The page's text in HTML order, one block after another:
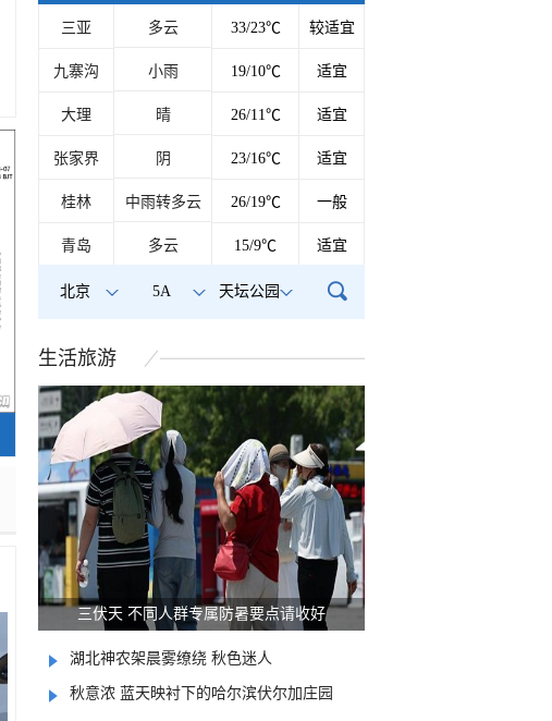
三亚 多云 33/23℃ 较适宜
九寨沟 小雨 19/10℃ 适宜
大理 晴 26/11℃ 适宜
张家界 阴 23/16℃ 适宜
桂林 中雨转多云 26/19℃ 一般
青岛 多云 15/9℃ 适宜
北京 5A 天坛公园
生活旅游
三伏天 不同人群专属防暑要点请收好
湖北神农架晨雾缭绕 秋色迷人
秋意浓 蓝天映衬下的哈尔滨伏尔加庄园